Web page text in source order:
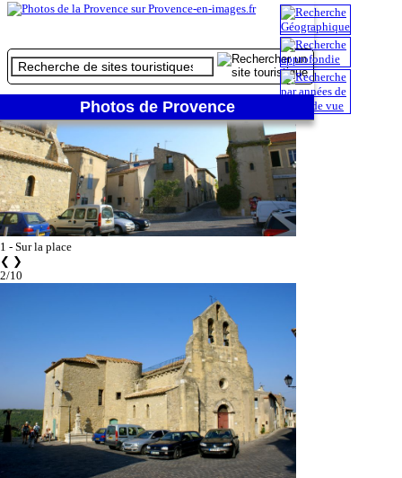
1 - Sur la place
❮ ❯
2/10
Photos de Provence